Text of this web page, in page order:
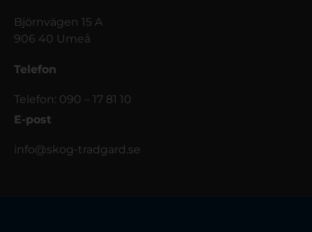
Björnvägen 15 A
906 40 Umeå
Telefon
Telefon: 090 – 17 81 10
E-post
info@skog-tradgard.se